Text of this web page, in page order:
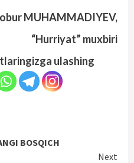
MUHAMMADIYEV,
“Hurriyat” muxbiri
ulashing
BOSQICH
Next